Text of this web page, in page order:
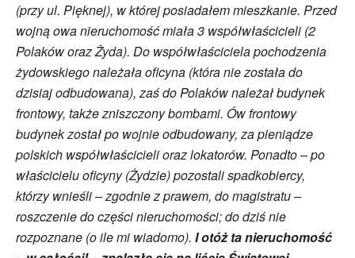
(przy ul. Pięknej), w której posiadałem mieszkanie. Przed
wojną owa nieruchomość miała 3 współwłaścicieli (2
Polaków oraz Żyda). Do współwłaściciela pochodzenia
żydowskiego należała oficyna (która nie została do
dzisiaj odbudowana), zaś do Polaków należał budynek
frontowy, także zniszczony bombami. Ów frontowy
budynek został po wojnie odbudowany, za pieniądze
polskich współwłaścicieli oraz lokatorów. Ponadto – po
właścicielu oficyny (Żydzie) pozostali spadkobiercy,
którzy wnieśli – zgodnie z prawem, do magistratu –
roszczenie do części nieruchomości; do dziś nie
rozpoznane (o ile mi wiadomo). I otóż ta nieruchomość